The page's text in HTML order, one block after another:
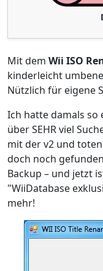
Mit dem Wii ISO
kinderleicht
Nützlich für eigene
Ich hatte damals
über SEHR viel
mit der v2 und
doch noch
Backup – und jetzt
"WiiDatabase
mehr!